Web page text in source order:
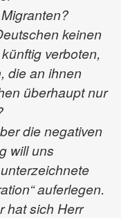
keinen
verboten,
die an ihnen
überhaupt nur
die negativen
will uns
auferlegen.
hat sich Herr